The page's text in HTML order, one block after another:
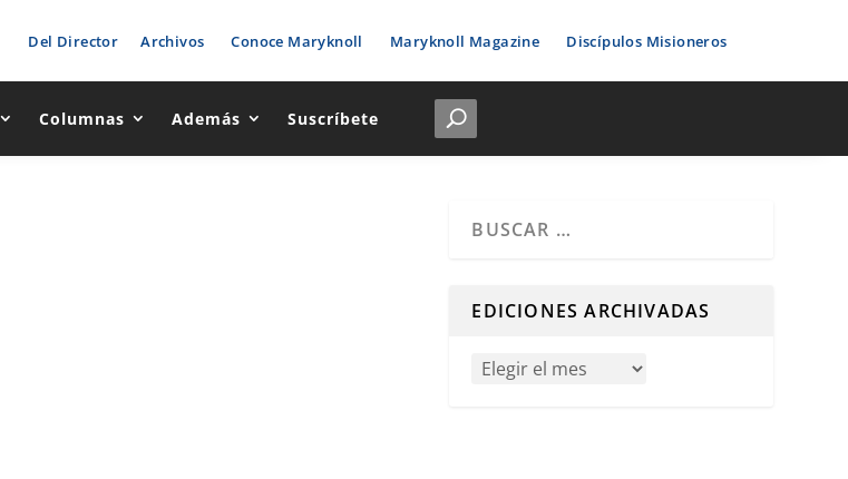
Del Director Archivos Conoce Maryknoll Maryknoll Magazine Discípulos Misioneros
Columnas Además Suscríbete
EDICIONES ARCHIVADAS